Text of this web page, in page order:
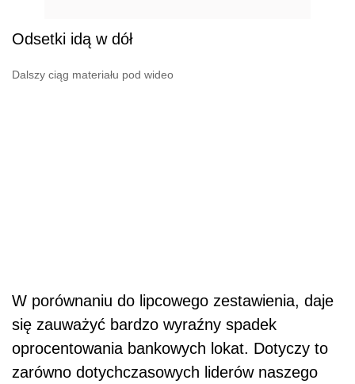
Odsetki idą w dół
Dalszy ciąg materiału pod wideo
W porównaniu do lipcowego zestawienia, daje
się zauważyć bardzo wyraźny spadek
oprocentowania bankowych lokat. Dotyczy to
zarówno dotychczasowych liderów naszego